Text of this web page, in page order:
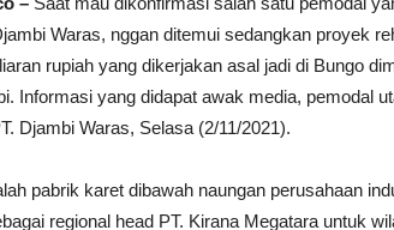
Waras, nggan ditemui sedangkan proyek
rupiah yang dikerjakan asal jadi di Bungo
Informasi yang didapat awak media, pemodal
Djambi Waras, Selasa (2/11/2021).
pabrik karet dibawah naungan perusahaan
regional head PT. Kirana Megatara untuk